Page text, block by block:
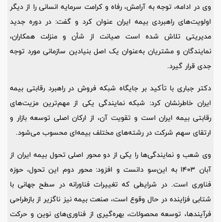
وی در ادامه، توجه به آرامش، رفاه و کرامت سرمایه انسانی را از دیگر
اولویت‌های راهبردی بیمه ایران عنوان کرد و گفت: در دوره جدید
مدیریتی تلاش شده است صیانت از شأن و منزلت همکاران،
نمایندگان و مشتریان به‌عنوان یک اصل بنیادین سازمانی مورد توجه
جدی قرار گیرد.
دکتر جباری با تأکید بر جایگاه شبکه فروش در راهبرد رقابتی بیمه
ایران خاطرنشان کرد: شبکه نمایندگی یکی از مهم‌ترین مزیت‌های
رقابتی بیمه ایران است و تقویت آن، از ارکان اصلی توسعه بازار و
ارتقای سهم شرکت در رشته‌های مختلف بیمه‌ای محسوب می‌شود.
وی شعب و نمایندگی‌ها را یکی از دو محور اصلی تحول بیمه ایران از
آبان 1403 به این‌سو دانست و افزود: محور دوم این تحول، حوزه
فناوری است. در شرایطی که تغییرات فناورانه در سطح جهانی با
شتابی فزاینده در حال وقوع است، صنعت بیمه نیز ناگزیر از بازطراحی
فرآیندها، توسعه محصولات، بهره‌گیری از فناوری‌های نوین و حرکت